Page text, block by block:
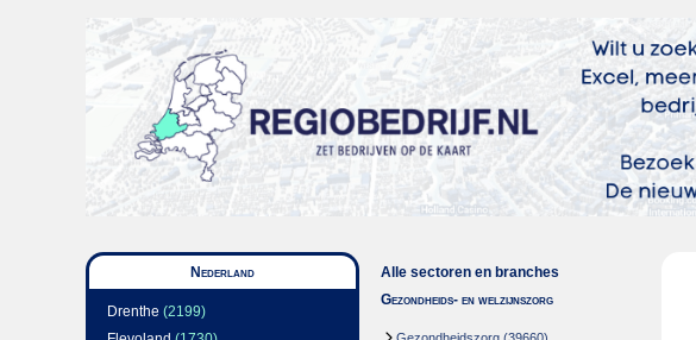
Nederland
Drenthe (2199)
Alle sectoren en branches
Gezondheids- en welzijnszorg